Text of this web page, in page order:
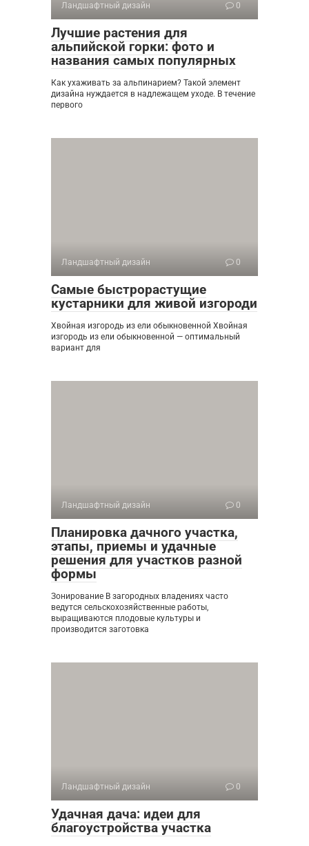
Ландшафтный дизайн 0
Лучшие растения для
альпийской горки: фото и
названия самых популярных
Как ухаживать за альпинарием? Такой элемент
дизайна нуждается в надлежащем уходе. В течение
первого
Ландшафтный дизайн 0
Самые быстрорастущие
кустарники для живой изгороди
Хвойная изгородь из ели обыкновенной Хвойная
изгородь из ели обыкновенной — оптимальный
вариант для
Ландшафтный дизайн 0
Планировка дачного участка,
этапы, приемы и удачные
решения для участков разной
формы
Зонирование В загородных владениях часто
ведутся сельскохозяйственные работы,
выращиваются плодовые культуры и
производится заготовка
Ландшафтный дизайн 0
Удачная дача: идеи для
благоустройства участка